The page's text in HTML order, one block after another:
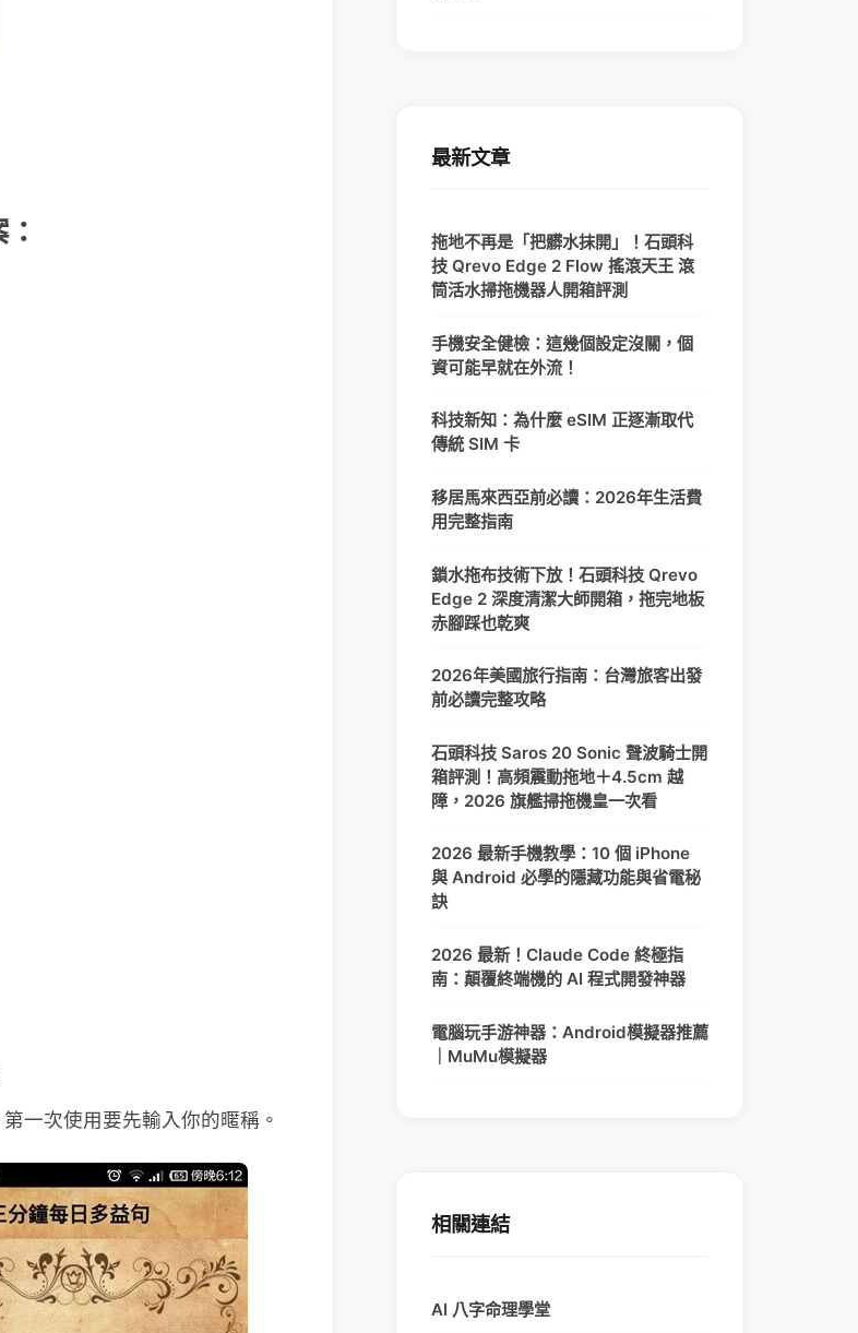
一次使用要先輸入你的暱稱。
最新文章
拖地不再是「把髒水抹開」！石頭科
技 Qrevo Edge 2 Flow 搖滾天王 滾
筒活水掃拖機器人開箱評測
手機安全健檢：這幾個設定沒關，個
資可能早就在外流！
科技新知：為什麼 eSIM 正逐漸取代
傳統 SIM 卡
移居馬來西亞前必讀：2026年生活費
用完整指南
鎖水拖布技術下放！石頭科技 Qrevo
Edge 2 深度清潔大師開箱，拖完地板
赤腳踩也乾爽
2026年美國旅行指南：台灣旅客出發
前必讀完整攻略
石頭科技 Saros 20 Sonic 聲波騎士開
箱評測！高頻震動拖地＋4.5cm 越
障，2026 旗艦掃拖機皇一次看
2026 最新手機教學：10 個 iPhone
與 Android 必學的隱藏功能與省電秘
訣
2026 最新！Claude Code 終極指
南：顛覆終端機的 AI 程式開發神器
電腦玩手游神器：Android模擬器推薦
｜MuMu模擬器
相關連結
AI 八字命理學堂